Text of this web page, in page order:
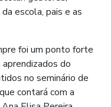
escola, pais e as
foi um ponto forte
aprendizados do
no seminário de
contará com a